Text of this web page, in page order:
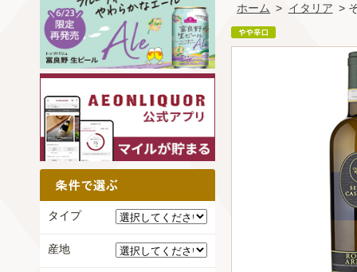
ホーム > イタリア >
タイプ
産地